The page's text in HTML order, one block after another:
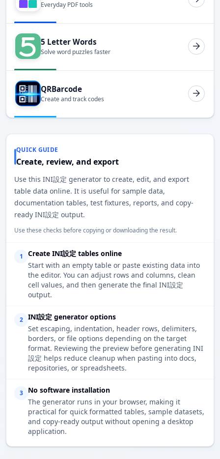
Everyday PDF tools
5 Letter Words
Solve word puzzles faster
QRBarcode
Create and track codes
QUICK GUIDE
Create, review, and export
Use this INI設定 generator to create, edit, and export
table data online. It is useful for sample data,
documentation tables, test fixtures, reports, and copy-
ready INI設定 output.
Use these checks before copying or downloading the result.
1
Create INI設定 tables online
Start with an empty table or paste existing data into
the editor. You can adjust rows and columns, clean
cell values, and then generate the final INI設定
output.
2
INI設定 generator options
Set escaping, indentation, header rows, delimiters,
borders, or file options depending on the target
format. Reviewing the preview before generating INI
設定 helps reduce cleanup when pasting into docs,
repositories, or spreadsheets.
3
No software installation
The generator runs in your browser, making it
practical for quick formatted tables, sample datasets,
and copy-ready output without opening a desktop
application.